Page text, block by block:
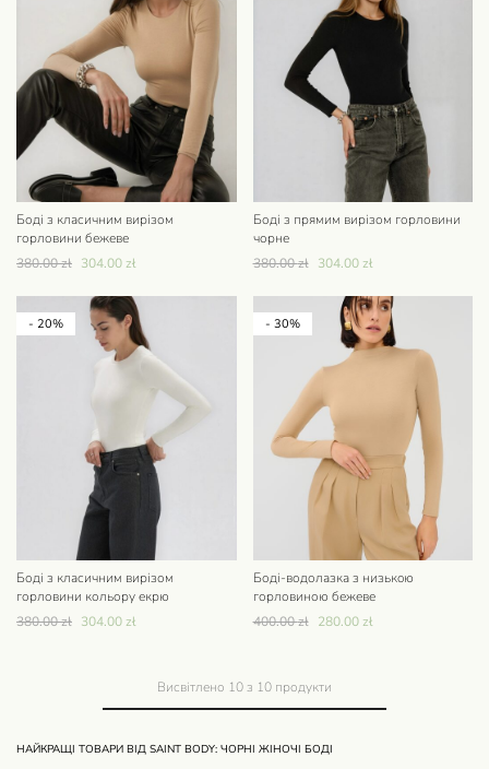
Боді з класичним вирізом
горловини бежеве
380.00zł 304.00zł
Боді з прямим вирізом горловини
чорне
380.00zł 304.00zł
- 20%
Боді з класичним вирізом
горловини кольору екрю
380.00zł 304.00zł
- 30%
Боді-водолазка з низькoю
горловиною бежеве
400.00zł 280.00zł
Висвітлено 10з 10 продукти
НАЙКРАЩІ ТОВАРИ ВІД SAINT BODY: ЧОРНІ ЖІНОЧІ БОДІ